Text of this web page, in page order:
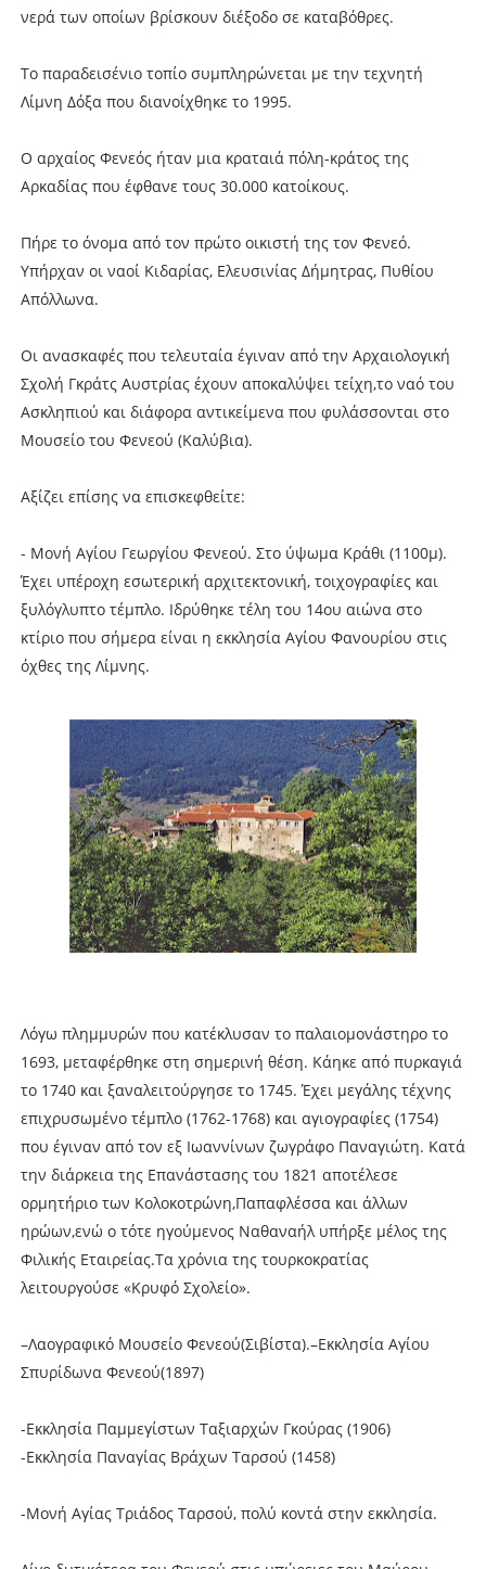
νερά των οποίων βρίσκουν διέξοδο σε καταβόθρες.
Το παραδεισένιο τοπίο συμπληρώνεται με την τεχνητή
Λίμνη Δόξα που διανοίχθηκε το 1995.
Ο αρχαίος Φενεός ήταν μια κραταιά πόλη-κράτος της
Αρκαδίας που έφθανε τους 30.000 κατοίκους.
Πήρε το όνομα από τον πρώτο οικιστή της τον Φενεό.
Υπήρχαν οι ναοί Κιδαρίας, Ελευσινίας Δήμητρας, Πυθίου
Απόλλωνα.
Οι ανασκαφές που τελευταία έγιναν από την Αρχαιολογική
Σχολή Γκράτς Αυστρίας έχουν αποκαλύψει τείχη,το ναό του
Ασκληπιού και διάφορα αντικείμενα που φυλάσσονται στο
Μουσείο του Φενεού (Καλύβια).
Αξίζει επίσης να επισκεφθείτε:
- Μονή Αγίου Γεωργίου Φενεού. Στο ύψωμα Κράθι (1100μ).
Έχει υπέροχη εσωτερική αρχιτεκτονική, τοιχογραφίες και
ξυλόγλυπτο τέμπλο. Ιδρύθηκε τέλη του 14ου αιώνα στο
κτίριο που σήμερα είναι η εκκλησία Αγίου Φανουρίου στις
όχθες της Λίμνης.
Λόγω πλημμυρών που κατέκλυσαν το παλαιομονάστηρο το
1693, μεταφέρθηκε στη σημερινή θέση. Κάηκε από πυρκαγιά
το 1740 και ξαναλειτούργησε το 1745. Έχει μεγάλης τέχνης
επιχρυσωμένο τέμπλο (1762-1768) και αγιογραφίες (1754)
που έγιναν από τον εξ Ιωαννίνων ζωγράφο Παναγιώτη. Κατά
την διάρκεια της Επανάστασης του 1821 αποτέλεσε
ορμητήριο των Κολοκοτρώνη,Παπαφλέσσα και άλλων
ηρώων,ενώ ο τότε ηγούμενος Ναθαναήλ υπήρξε μέλος της
Φιλικής Εταιρείας.Τα χρόνια της τουρκοκρατίας
λειτουργούσε «Κρυφό Σχολείο».
–Λαογραφικό Μουσείο Φενεού(Σιβίστα).–Εκκλησία Αγίου
Σπυρίδωνα Φενεού(1897)
-Εκκλησία Παμμεγίστων Ταξιαρχών Γκούρας (1906)
-Εκκλησία Παναγίας Βράχων Ταρσού (1458)
-Μονή Αγίας Τριάδος Ταρσού, πολύ κοντά στην εκκλησία.